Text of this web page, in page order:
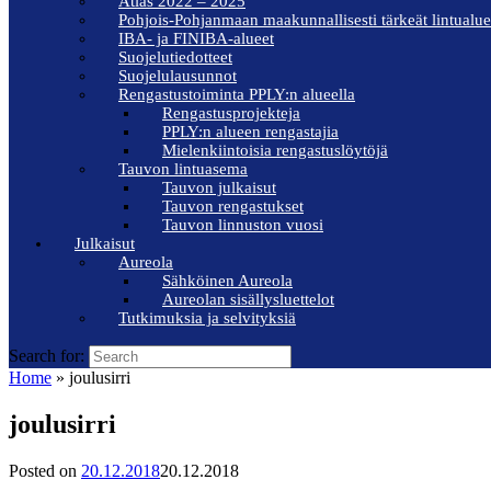
Pohjois-Pohjanmaan maakunnallisesti tärkeät
IBA- ja FINIBA-alueet
Suojelutiedotteet
Suojelulausunnot
Rengastustoiminta PPLY:n alueella
Rengastusprojekteja
PPLY:n alueen rengastajia
Mielenkiintoisia rengastuslöytöjä
Tauvon lintuasema
Tauvon julkaisut
Tauvon rengastukset
Tauvon linnuston vuosi
Julkaisut
Aureola
Sähköinen Aureola
Aureolan sisällysluettelot
Tutkimuksia ja selvityksiä
Search for:
Home » joulusirri
joulusirri
Posted on 20.12.201820.12.2018